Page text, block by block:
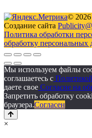
© 2026
Создание сайта
Политика обработки
обработку персональных
Мы используем файлы
соглашаетесь с
даете свое Согласие на
Запретить обработку
браузера.Согласен
×